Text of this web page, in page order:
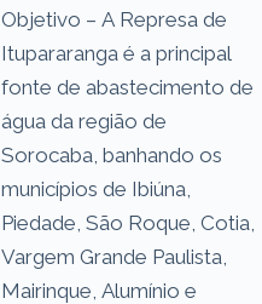
Objetivo – A Represa de
Itupararanga é a principal
fonte de abastecimento de
água da região de
Sorocaba, banhando os
municípios de Ibiúna,
Piedade, São Roque, Cotia,
Vargem Grande Paulista,
Mairinque, Alumínio e